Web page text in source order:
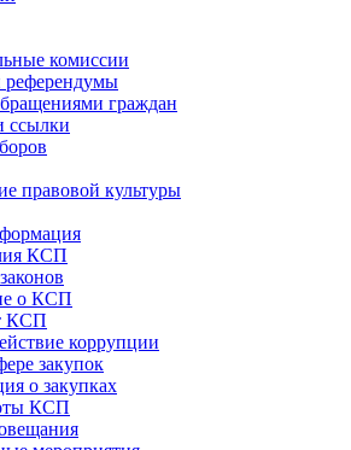
комиссии
граждан
ссылки
правовой культуры
КСП
о КСП
КСП
коррупции
закупок
о закупках
КСП